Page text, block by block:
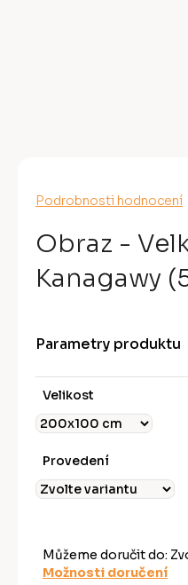
Průměrné
produktu
je
0,0
z
Podrobnosti hodnocení
Obraz -
Kanagawy
Parametry produktu
Velikost
Provedení
Můžeme doručit do:
Možnosti doručení